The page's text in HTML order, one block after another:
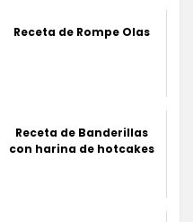
Receta de Rompe Olas
Receta de Banderillas
con harina de hotcakes